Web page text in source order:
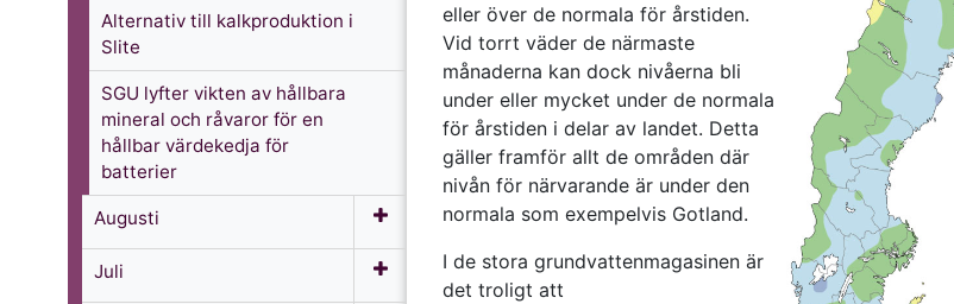
Alternativ till kalkproduktion i
Slite
SGU lyfter vikten av hållbara
mineral och råvaror för en
hållbar värdekedja för
batterier
Augusti
Juli
eller över de normala för årstiden.
Vid torrt väder de närmaste
månaderna kan dock nivåerna bli
under eller mycket under de normala
för årstiden i delar av landet. Detta
gäller framför allt de områden där
nivån för närvarande är under den
normala som exempelvis Gotland.
I de stora grundvattenmagasinen är
det troligt att